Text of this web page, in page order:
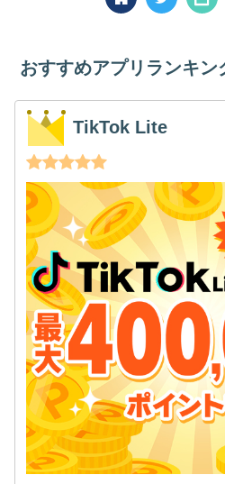
おすすめアプリランキン
TikTok Lite